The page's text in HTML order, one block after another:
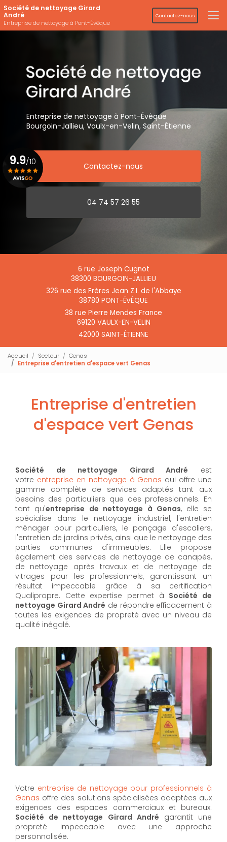
Aller
au
contenu
principal
Société de nettoyage Girard
André
Entreprise de nettoyage à Pont-Évêque
Contactez-nous
Entreprise de nettoyage à Pont-Évêque
Bourgoin-Jallieu, Vaulx-en-Velin, Saint-Étienne
Contactez-nous
04 74 57 26 55
6 rue Joseph Cugnot
38300 BOURGOIN-JALLIEU
326 rue des Frères Jean Z.I. de l'Abbaye
38780 PONT-ÉVÊQUE
38 rue Pierre Mendes France
69120 VAULX-EN-VELIN
42000 SAINT-ÉTIENNE
9.9/10
Accueil Secteur
Genas
Entreprise d'entretien d'espace vert Genas
Entreprise d'entretien
d'espace vert Genas
Société de nettoyage Girard André est
votre entreprise en nettoyage à Genas qui offre une
gamme complète de services adaptés tant aux
besoins des particuliers que des professionnels. En
tant qu'entreprise de nettoyage à Genas, elle se
spécialise dans le nettoyage industriel, l'entretien
ménager pour particuliers, le ponçage d'escaliers,
l'entretien de jardins privés, ainsi que le nettoyage des
parties communes d'immeubles. Elle propose
également des services de nettoyage de canapés,
de nettoyage après travaux et de nettoyage de
vitrages pour les professionnels, garantissant un
résultat impeccable grâce à sa certification
Qualipropre. Cette expertise permet à Société de
nettoyage Girard André de répondre efficacement à
toutes les exigences de propreté avec un niveau de
qualité inégalé.
Votre entreprise de nettoyage pour professionnels à
Genas offre des solutions spécialisées adaptées aux
exigences des espaces commerciaux et bureaux.
Société de nettoyage Girard André garantit une
propreté impeccable avec une approche
personnalisée.